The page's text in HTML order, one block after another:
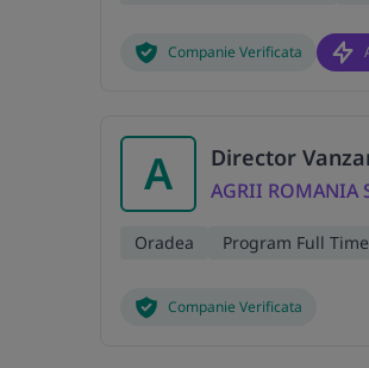
Companie Verificata
A Director
AGRII ROMANIA
Oradea Program Full Time
Companie Verificata